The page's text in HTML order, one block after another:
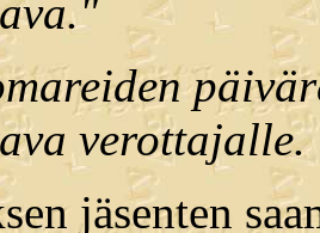
verottajalle.
jäsenten